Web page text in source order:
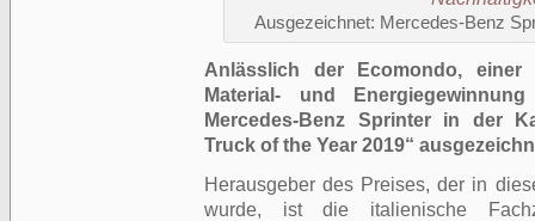
Ausgezeichnet: Mercedes-Benz
Anlässlich der Ecomondo, einer
Material- und
Mercedes-Benz Sprinter in der
Truck of the Year 2019“
Herausgeber des Preises, der in
wurde, ist die italienische